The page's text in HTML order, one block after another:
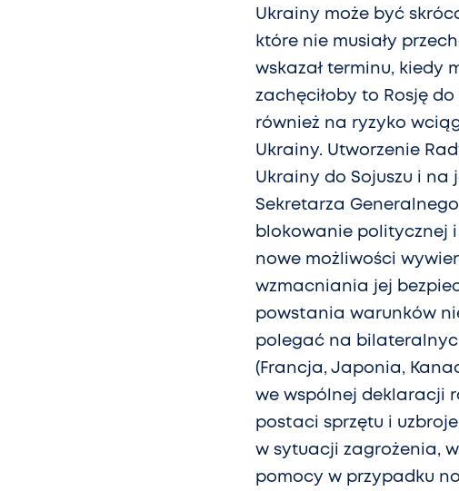
Ukrainy może być
które nie musiały
wskazał terminu, kiedy
zachęciłoby to Rosję
również na ryzyko
Ukrainy. Utworzenie
Ukrainy do Sojuszu i na
Sekretarza
blokowanie politycznej
nowe możliwości
wzmacniania jej
powstania warunków
polegać na
(Francja, Japonia,
we wspólnej deklaracji
postaci sprzętu i
w sytuacji zagrożenia,
pomocy w przypadku